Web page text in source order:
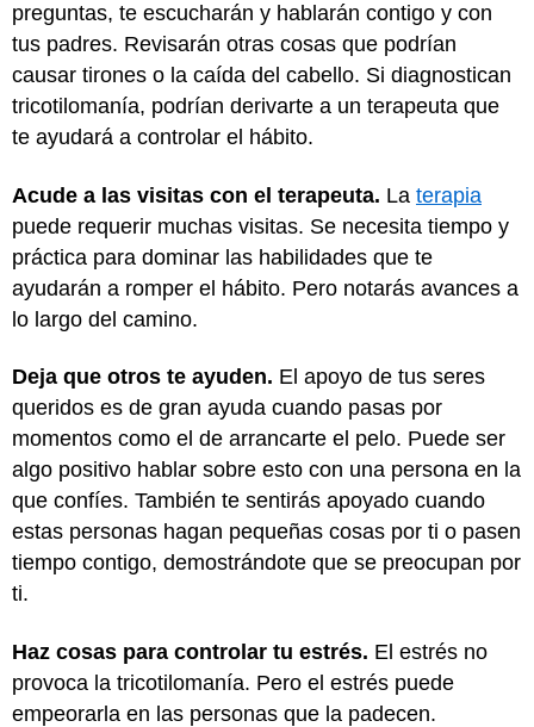
preguntas, te escucharán y hablarán contigo y con
tus padres. Revisarán otras cosas que podrían
causar tirones o la caída del cabello. Si diagnostican
tricotilomanía, podrían derivarte a un terapeuta que
te ayudará a controlar el hábito.
Acude a las visitas con el terapeuta. La terapia
puede requerir muchas visitas. Se necesita tiempo y
práctica para dominar las habilidades que te
ayudarán a romper el hábito. Pero notarás avances a
lo largo del camino.
Deja que otros te ayuden. El apoyo de tus seres
queridos es de gran ayuda cuando pasas por
momentos como el de arrancarte el pelo. Puede ser
algo positivo hablar sobre esto con una persona en la
que confíes. También te sentirás apoyado cuando
estas personas hagan pequeñas cosas por ti o pasen
tiempo contigo, demostrándote que se preocupan por
ti.
Haz cosas para controlar tu estrés. El estrés no
provoca la tricotilomanía. Pero el estrés puede
empeorarla en las personas que la padecen.